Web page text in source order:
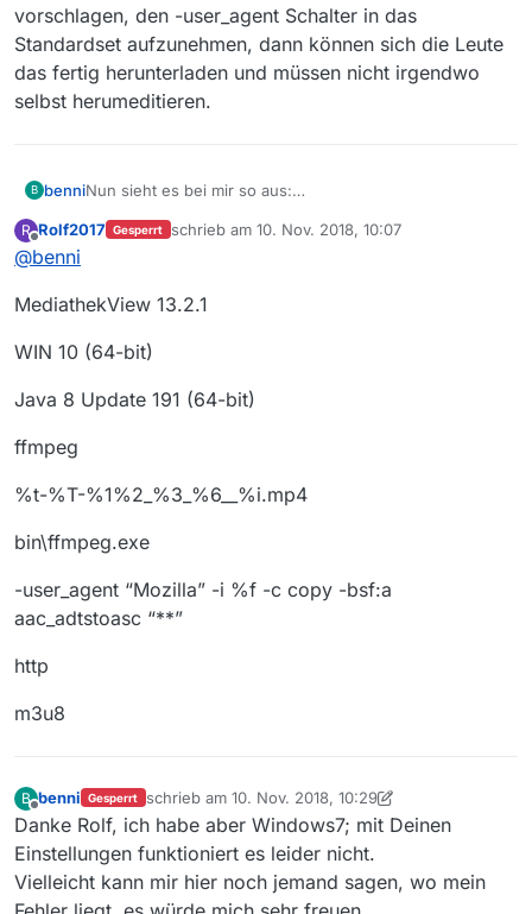
doch es funktioniert immer noch nicht. Ob ichs wohl
vorschlagen, den -user_agent Schalter in das
Standardset aufzunehmen, dann können sich die Leute
das fertig herunterladen und müssen nicht irgendwo
selbst herumeditieren.
B benniNun sieht es bei mir so aus:
R
Offline
Rolf2017 Gesperrt schrieb am 10. Nov. 2018, 10:07
zuletzt editiert von
@benni
MediathekView 13.2.1
WIN 10 (64-bit)
Java 8 Update 191 (64-bit)
ffmpeg
%t-%T-%1%2_%3_%6__%i.mp4
bin\ffmpeg.exe
-user_agent “Mozilla” -i %f -c copy -bsf:a
aac_adtstoasc “**”
http
m3u8
B
Offline
benni Gesperrt schrieb am 10. Nov. 2018, 10:29
zuletzt editiert von benni11. Nov. 2018, 20:20
Danke Rolf, ich habe aber Windows7; mit Deinen
Einstellungen funktioniert es leider nicht.
Vielleicht kann mir hier noch jemand sagen, wo mein